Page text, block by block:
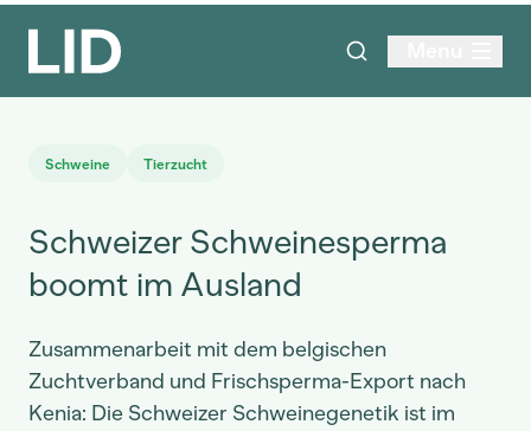
Schweine Tierzucht
Schweizer Schweinesperma
boomt im Ausland
Zusammenarbeit mit dem belgischen
Zuchtverband und Frischsperma-Export nach
Kenia: Die Schweizer Schweinegenetik ist im